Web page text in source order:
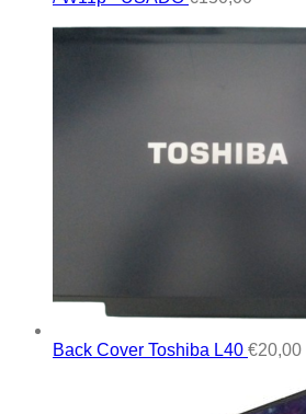
Back Cover Toshiba L40 €20,00